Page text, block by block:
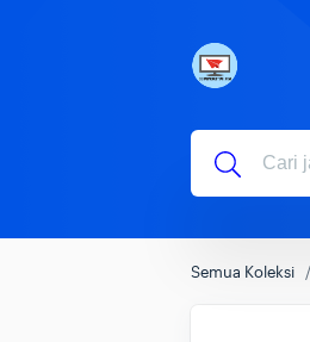
Semua Koleksi